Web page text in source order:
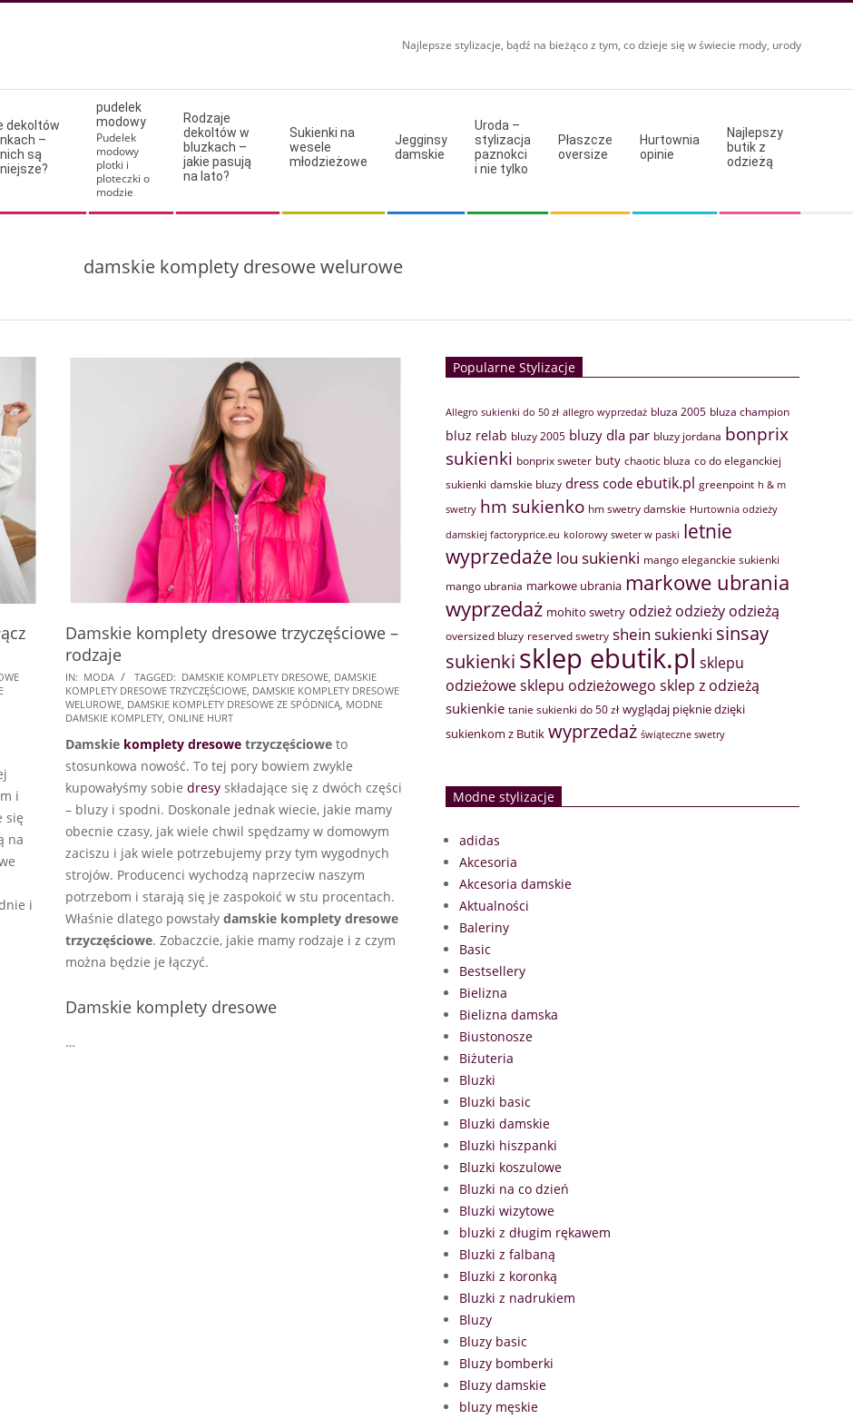
Najlepsze stylizacje, bądź na bieżąco z tym, co dzieje się w świecie mody, urody
dekoltów
–
są
pudelek
modowy
Pudelek
modowy
plotki i
ploteczki o
modzie
Rodzaje
dekoltów w
bluzkach –
jakie pasują
na lato?
Sukienki na
wesele
młodzieżowe
Jegginsy
damskie
Uroda –
stylizacja
paznokci
i nie tylko
Płaszcze
oversize
Hurtownia
opinie
Najlepszy
butik z
odzieżą
damskie komplety dresowe welurowe
i
się
na
i
Damskie komplety dresowe trzyczęściowe –
rodzaje
2021-
05-
14
IN: MODA TAGGED: DAMSKIE KOMPLETY DRESOWE DAMSKIE
KOMPLETY DRESOWE TRZYCZĘŚCIOWE DAMSKIE KOMPLETY DRESOWE
WELUROWE DAMSKIE KOMPLETY DRESOWE ZE SPÓDNICĄ MODNE
DAMSKIE KOMPLETY ONLINE HURT
Damskie komplety dresowe trzyczęściowe to
stosunkowa nowość. To tej pory bowiem zwykle
kupowałyśmy sobie dresy składające się z dwóch części
– bluzy i spodni. Doskonale jednak wiecie, jakie mamy
obecnie czasy, jak wiele chwil spędzamy w domowym
zaciszu i jak wiele potrzebujemy przy tym wygodnych
strojów. Producenci wychodzą naprzeciw naszym
potrzebom i starają się je zaspokoić w stu procentach.
Właśnie dlatego powstały damskie komplety dresowe
trzyczęściowe. Zobaczcie, jakie mamy rodzaje i z czym
można będzie je łączyć.
Damskie komplety dresowe
…
Popularne Stylizacje
Allegro sukienki do 50 zł allegro wyprzedaż bluza 2005 bluza champion
bluz relab bluzy 2005 bluzy dla par bluzy jordana bonprix
sukienki bonprix sweter buty chaotic bluza co do eleganckiej
sukienki damskie bluzy dress code ebutik.pl greenpoint h & m
swetry hm sukienko hm swetry damskie Hurtownia odzieży
damskiej factoryprice.eu kolorowy sweter w paski letnie
wyprzedaże lou sukienki mango eleganckie sukienki
mango ubrania markowe ubrania markowe ubrania
wyprzedaż mohito swetry odzież odzieży odzieżą
oversized bluzy reserved swetry shein sukienki sinsay
sukienki sklep ebutik.pl sklepu
odzieżowesklepu odzieżowego sklep z odzieżą
sukienkie tanie sukienki do 50 zł wyglądaj pięknie dzięki
sukienkom z Butik wyprzedaż świąteczne swetry
Modne stylizacje
adidas
Akcesoria
Akcesoria damskie
Aktualności
Baleriny
Basic
Bestsellery
Bielizna
Bielizna damska
Biustonosze
Biżuteria
Bluzki
Bluzki basic
Bluzki damskie
Bluzki hiszpanki
Bluzki koszulowe
Bluzki na co dzień
Bluzki wizytowe
bluzki z długim rękawem
Bluzki z falbaną
Bluzki z koronką
Bluzki z nadrukiem
Bluzy
Bluzy basic
Bluzy bomberki
Bluzy damskie
bluzy męskie